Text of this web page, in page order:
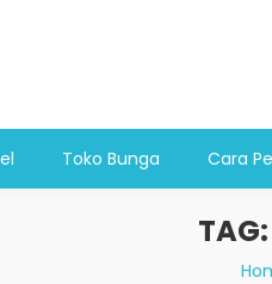
Toko Bunga Cara
TAG: